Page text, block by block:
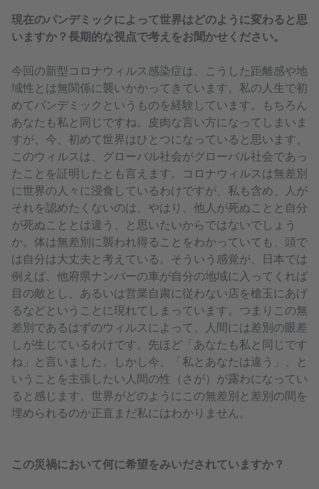
現在のパンデミックによって世界はどのように変わると思
いますか？長期的な視点で考えをお聞かせください。
今回の新型コロナウィルス感染症は、こうした距離感や地
域性とは無関係に襲いかかってきています。私の人生で初
めてパンデミックというものを経験しています。もちろん
あなたも私と同じですね。皮肉な言い方になってしまいま
すが、今、初めて世界はひとつになっていると思います。
このウィルスは、グローバル社会がグローバル社会であっ
たことを証明したとも言えます。コロナウィルスは無差別
に世界の人々に浸食しているわけですが、私も含め、人が
それを認めたくないのは、やはり、他人が死ぬことと自分
が死ぬこととは違う、と思いたいからではないでしょう
か。体は無差別に襲われ得ることをわかっていても、頭で
は自分は大丈夫と考えている。そういう感覚が、日本では
例えば、他府県ナンバーの車が自分の地域に入ってくれば
目の敵とし、あるいは営業自粛に従わない店を槍玉にあげ
るなどということに現れてしまっています。つまりこの無
差別であるはずのウィルスによって、人間には差別の眼差
しが生じているわけです。先ほど「あなたも私と同じです
ね」と言いました。しかし今、「私とあなたは違う」、と
いうことを主張したい人間の性（さが）が露わになってい
ると感じます。世界がどのようにこの無差別と差別の間を
埋められるのか正直まだ私にはわかりません。
この災禍において何に希望をみいだされていますか？